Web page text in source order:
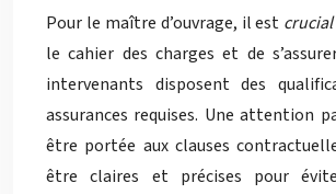
Pour le maître d’ouvrage, il est
le cahier des charges et de
intervenants disposent des
assurances requises. Une attention
être portée aux clauses
être claires et précises pour